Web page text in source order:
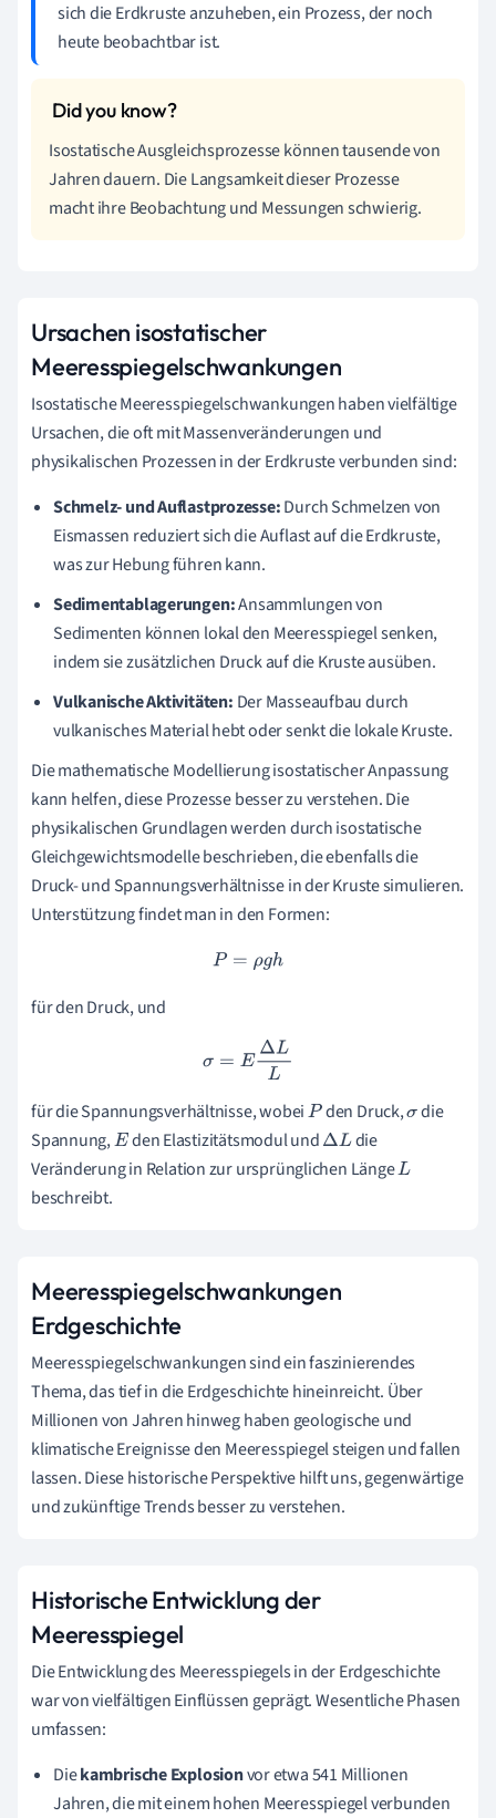
sich die Erdkruste anzuheben, ein Prozess, der noch
heute beobachtbar ist.
Isostatische Ausgleichsprozesse können tausende von
Jahren dauern. Die Langsamkeit dieser Prozesse
macht ihre Beobachtung und Messungen schwierig.
Ursachen isostatischer
Meeresspiegelschwankungen
Isostatische Meeresspiegelschwankungen haben vielfältige
Ursachen, die oft mit Massenveränderungen und
physikalischen Prozessen in der Erdkruste verbunden sind:
Schmelz- und Auflastprozesse:Durch Schmelzen von
Eismassen reduziert sich die Auflast auf die Erdkruste,
was zur Hebung führen kann.
Sedimentablagerungen:Ansammlungen von
Sedimenten können lokal den Meeresspiegel senken,
indem sie zusätzlichen Druck auf die Kruste ausüben.
Vulkanische Aktivitäten: Der Masseaufbau durch
vulkanisches Material hebt oder senkt die lokale Kruste.
Die mathematische Modellierung isostatischer Anpassung
kann helfen, diese Prozesse besser zu verstehen. Die
physikalischen Grundlagen werden durch isostatische
Gleichgewichtsmodelle beschrieben, die ebenfalls die
Druck- und Spannungsverhältnisse in der Kruste simulieren.
Unterstützung findet man in den Formen:
P=ρ gh
für den Druck, und
σ= EΔLL
für die Spannungsverhältnisse, wobeiP den Druck,σdie
Spannung,E den Elastizitätsmodul undΔL die
Veränderung in Relation zur ursprünglichen LängeL
beschreibt.
Meeresspiegelschwankungen
Erdgeschichte
Meeresspiegelschwankungen sind ein faszinierendes
Thema, das tief in die Erdgeschichte hineinreicht. Über
Millionen von Jahren hinweg haben geologische und
klimatische Ereignisse den Meeresspiegel steigen und fallen
lassen. Diese historische Perspektive hilft uns, gegenwärtige
und zukünftige Trends besser zu verstehen.
Historische Entwicklung der
Meeresspiegel
Die Entwicklung des Meeresspiegels in der Erdgeschichte
war von vielfältigen Einflüssen geprägt. Wesentliche Phasen
umfassen:
Diekambrische Explosionvor etwa 541 Millionen
Jahren, die mit einem hohen Meeresspiegel verbunden